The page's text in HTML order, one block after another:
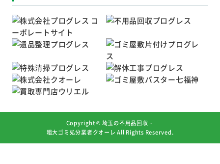
Copyright © 埼玉の不用品回収・
粗大ゴミ処分業者クオーレ All Rights Reserved.